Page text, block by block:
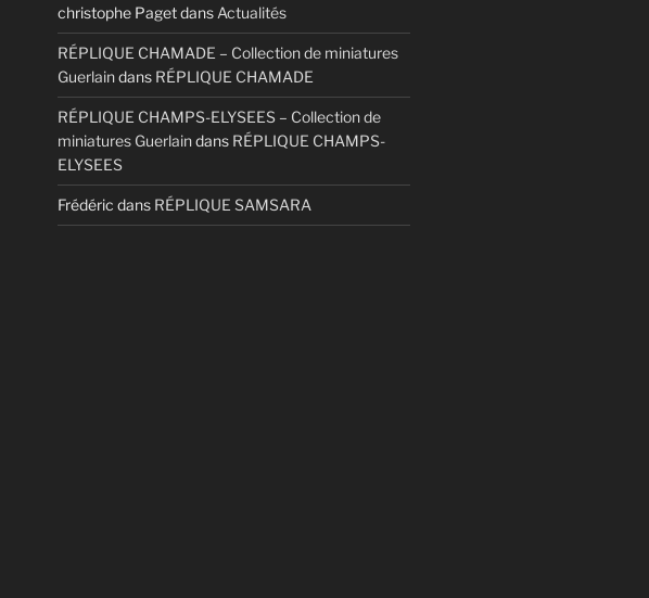
christophe Pagetdans Actualités
RÉPLIQUE CHAMADE – Collection de miniatures
Guerlaindans RÉPLIQUE CHAMADE
RÉPLIQUE CHAMPS-ELYSEES – Collection de
miniatures Guerlaindans RÉPLIQUE CHAMPS-
ELYSEES
Frédéric dans RÉPLIQUE SAMSARA